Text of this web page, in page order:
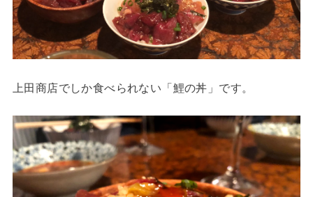
上田商店でしか食べられない「鯉の丼」です。